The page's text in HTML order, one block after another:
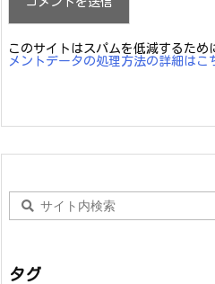
このサイトはスパムを低減するため
メントデータの処理方法の詳細はこ
タグ